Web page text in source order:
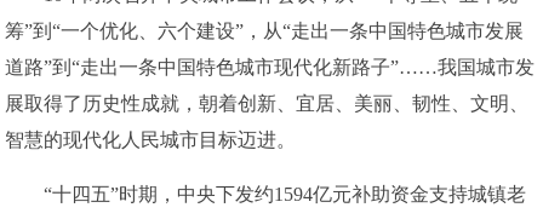
筹”到“一个优化、六个建设”，从“走出一条中国特色城市发展
道路”到“走出一条中国特色城市现代化新路子”……我国城市发
展取得了历史性成就，朝着创新、宜居、美丽、韧性、文明、
智慧的现代化人民城市目标迈进。
“十四五”时期，中央下发约1594亿元补助资金支持城镇老